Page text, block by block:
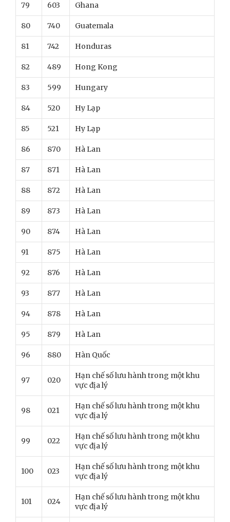
79 603 Ghana
80 740 Guatemala
81 742 Honduras
82 489 Hong Kong
83 599 Hungary
84 520 Hy Lạp
85 521 Hy Lạp
86 870 Hà Lan
87 871 Hà Lan
88 872 Hà Lan
89 873 Hà Lan
90 874 Hà Lan
91 875 Hà Lan
92 876 Hà Lan
93 877 Hà Lan
94 878 Hà Lan
95 879 Hà Lan
96 880 Hàn Quốc
97 020
Hạn chế số lưu hành trong một khu
vực địa lý
98 021
Hạn chế số lưu hành trong một khu
vực địa lý
99 022
Hạn chế số lưu hành trong một khu
vực địa lý
100 023
Hạn chế số lưu hành trong một khu
vực địa lý
101 024
Hạn chế số lưu hành trong một khu
vực địa lý